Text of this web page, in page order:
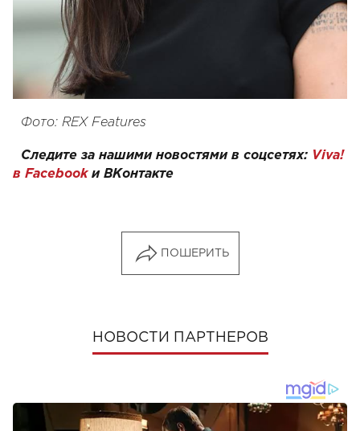
Фото: REX Features
Следите за нашими новостями в соцсетях: Viva!
в Facebookи ВКонтакте
ПОШЕРИТЬ
НОВОСТИ ПАРТНЕРОВ